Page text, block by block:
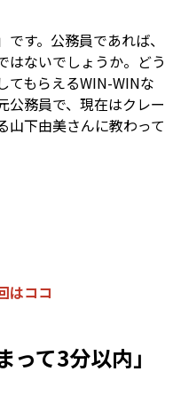
す。公務員であれば、
はないでしょうか。どう
てもらえるWIN-WINな
務員で、現在はクレー
山下由美さんに教わって
はココ
て3分以内」